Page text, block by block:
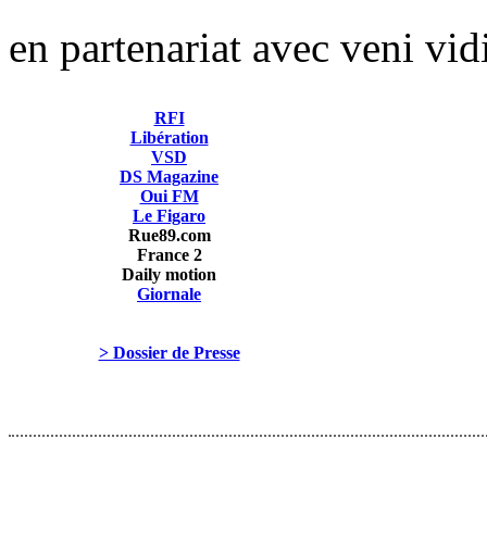
en partenariat avec veni
RFI
Libération
VSD
DS Magazine
Oui FM
Le Figaro
Rue89.com
France 2
Daily motion
Giornale
> Dossier de Presse